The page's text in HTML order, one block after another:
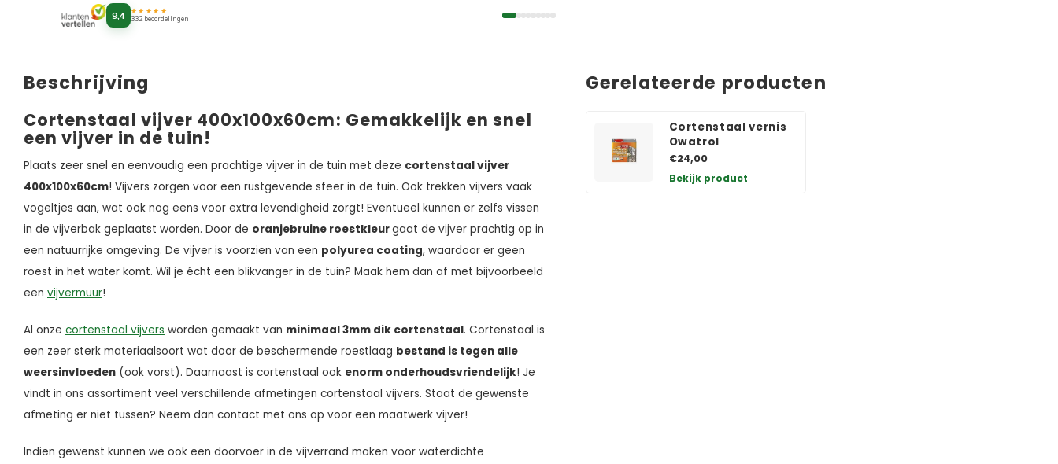
9,4 ★★★★★
332 beoordelingen
Beschrijving
Cortenstaal vijver 400x100x60cm: Gemakkelijk en snel
een vijver in de tuin!
Plaats zeer snel en eenvoudig een prachtige vijver in de tuin met deze cortenstaal vijver
400x100x60cm! Vijvers zorgen voor een rustgevende sfeer in de tuin. Ook trekken vijvers vaak
vogeltjes aan, wat ook nog eens voor extra levendigheid zorgt! Eventueel kunnen er zelfs vissen
in de vijverbak geplaatst worden. Door de oranjebruine roestkleurgaat de vijver prachtig op in
een natuurrijke omgeving. De vijver is voorzien van een polyurea coating, waardoor er geen
roest in het water komt. Wil je écht een blikvanger in de tuin? Maak hem dan af met bijvoorbeeld
een vijvermuur!
Al onze cortenstaal vijvers worden gemaakt van minimaal 3mm dik cortenstaal. Cortenstaal is
een zeer sterk materiaalsoort wat door de beschermende roestlaag bestand is tegen alle
weersinvloeden (ook vorst). Daarnaast is cortenstaal ook enorm onderhoudsvriendelijk! Je
vindt in ons assortiment veel verschillende afmetingen cortenstaal vijvers. Staat de gewenste
afmeting er niet tussen? Neem dan contact met ons op voor een maatwerk vijver!
Indien gewenst kunnen we ook een doorvoer in de vijverrand maken voor waterdichte
Gerelateerde producten
Cortenstaal vernis
Owatrol
€24,00
Bekijk product